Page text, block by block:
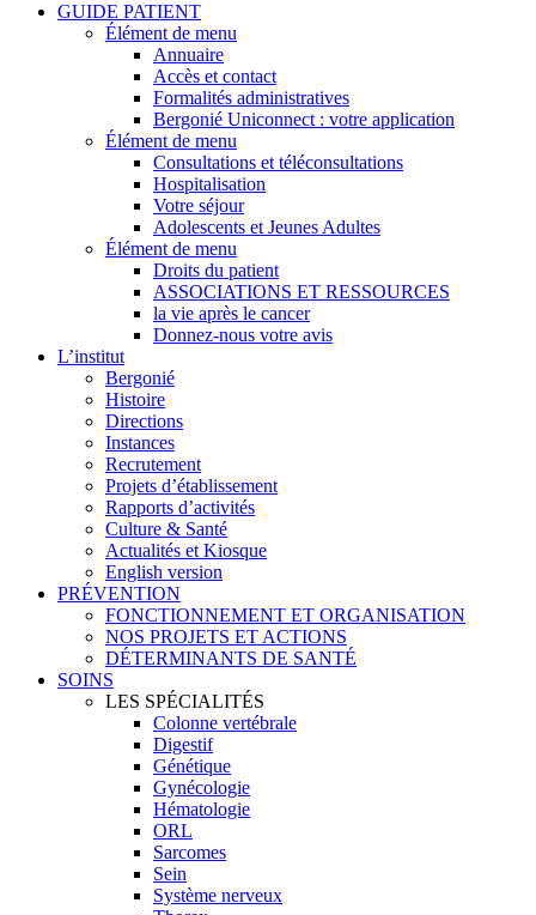
GUIDE PATIENT
Élément de menu
Annuaire
Accès et contact
Formalités administratives
Bergonié Uniconnect : votre application
Élément de menu
Consultations et téléconsultations
Hospitalisation
Votre séjour
Adolescents et Jeunes Adultes
Élément de menu
Droits du patient
ASSOCIATIONS ET RESSOURCES
la vie après le cancer
Donnez-nous votre avis
L’institut
Bergonié
Histoire
Directions
Instances
Recrutement
Projets d’établissement
Rapports d’activités
Culture & Santé
Actualités et Kiosque
English version
PRÉVENTION
FONCTIONNEMENT ET ORGANISATION
NOS PROJETS ET ACTIONS
DÉTERMINANTS DE SANTÉ
SOINS
LES SPÉCIALITÉS
Colonne vertébrale
Digestif
Génétique
Gynécologie
Hématologie
ORL
Sarcomes
Sein
Système nerveux